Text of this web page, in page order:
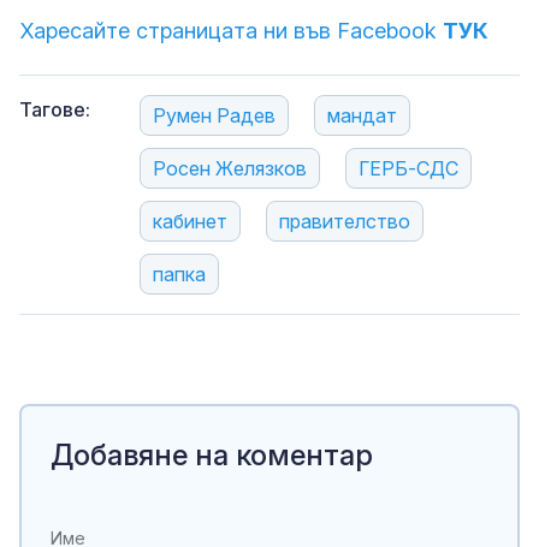
Харесайте страницата ни във Facebook ТУК
Тагове: Румен Радев мандат
Росен Желязков ГЕРБ-СДС
кабинет правителство
папка
Добавяне на коментар